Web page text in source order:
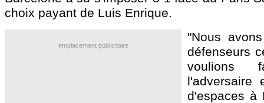
choix payant de Luis Enrique.
emplacement publicitaire
"Nous
défenseurs
l'adversaire
d'espaces à